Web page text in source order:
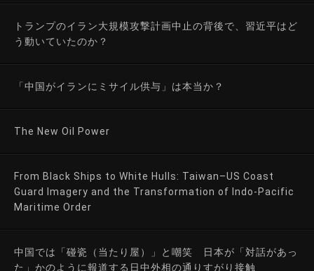
トランプのイラン大規模攻撃計画中止の背後で、習近平はど
う動いていたのか？
「中国がイランにミサイル供与」は本当か？
The New Oil Power
From Black Ships to White Hulls: Taiwan–US Coast
Guard Imagery and the Transformation of Indo-Pacific
Maritime Order
中国では「碰瓷（当たり屋）」と嘲笑 日本が「対話があっ
た」かのように報道する日中外相の通りすがり接触